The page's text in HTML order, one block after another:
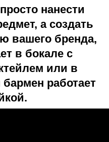
нанести
а создать
вашего бренда,
в бокале с
или в
работает